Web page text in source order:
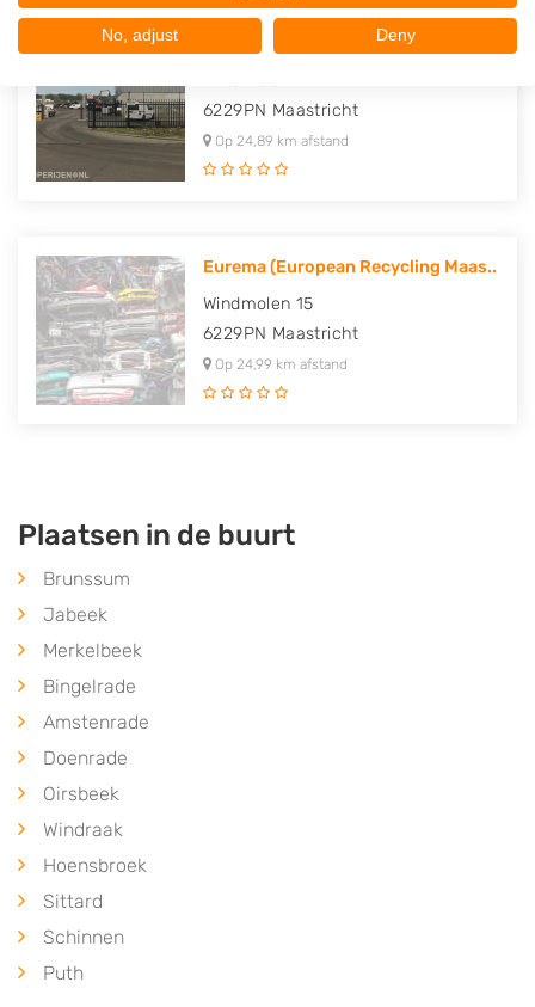
Metaalhandel Franssen B.V.
6229PN Maastricht
Op 24,89 km afstand
Eurema (European Recycling Maas..
Windmolen 15
6229PN Maastricht
Op 24,99 km afstand
Plaatsen in de buurt
Brunssum
Jabeek
Merkelbeek
Bingelrade
Amstenrade
Doenrade
Oirsbeek
Windraak
Hoensbroek
Sittard
Schinnen
Puth
No, adjust Deny